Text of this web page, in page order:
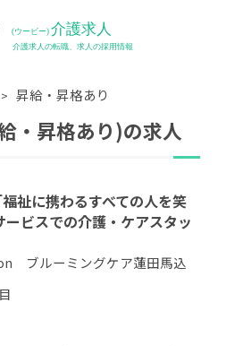
昇給・昇格あり
・昇格あり)の求人
福祉に携わるすべての人を笑
ビスでの介護・ケアスタッ
ブルーミングケア蓮田馬込